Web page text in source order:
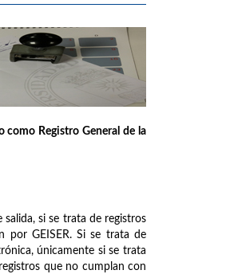
como Registro General de la
si se trata de registros
por GEISER. Si se trata de
únicamente si se trata
que no cumplan con